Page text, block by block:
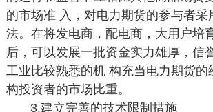
的市场准 入，对电力期货的参与者采
法。在将发电商，配电商，大用户培
后，可以发展一批资金实力雄厚，信
工业比较熟悉的机 构充当电力期货的
构投资者的市场比重。
3.建立完善的技术限制措施